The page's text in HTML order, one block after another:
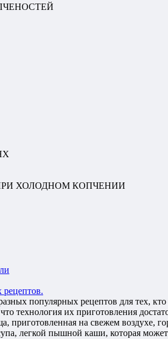
ХОЛОДНОМ КОПЧЕНИИ
рецептов.
популярных рецептов для тех,
технология их приготовления
приготовленная на свежем воздухе,
легкой пышной каши, которая